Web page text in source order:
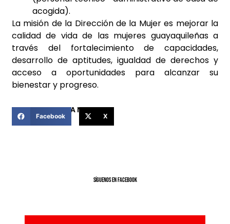
acogida).
La misión de la Dirección de la Mujer es mejorar la
calidad de vida de las mujeres guayaquileñas a
través del fortalecimiento de capacidades,
desarrollo de aptitudes, igualdad de derechos y
acceso a oportunidades para alcanzar su
bienestar y progreso.
COMPARTIR ESTA NOTICIA
Facebook X
SíGUENOS EN FACEBOOK